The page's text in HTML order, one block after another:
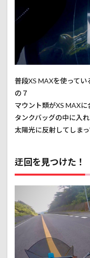
普段XS MAXを使って
の７
マウント類がXS MAX
タンクバッグの中に入
太陽光に反射してしま
迂回を見つけた！